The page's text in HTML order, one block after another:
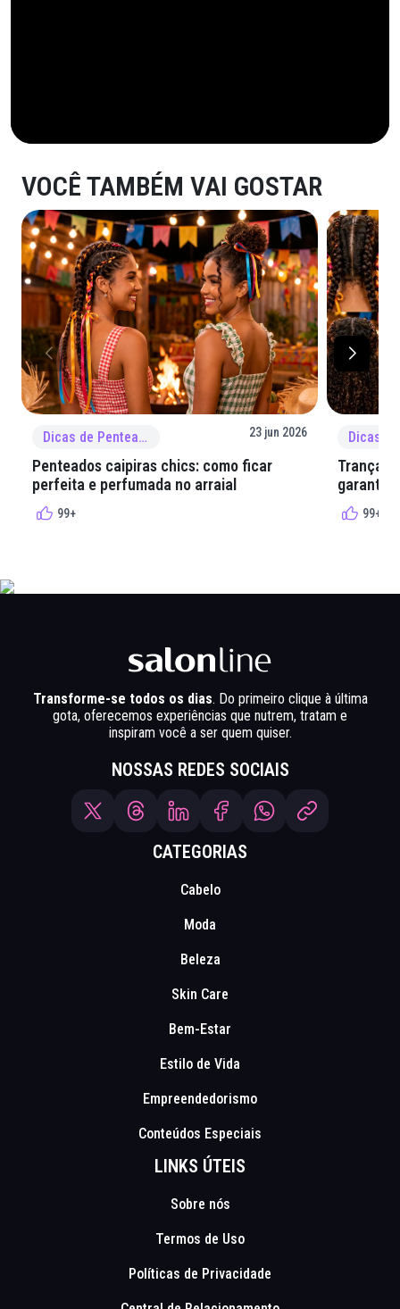
VOCÊ TAMBÉM VAI GOSTAR
Dicas de Penteado 23 jun 2026
Penteados caipiras chics: como ficar
perfeita e perfumada no arraial
99+
Tranças
garantir
99+
Transforme-se todos os dias. Do primeiro clique à última
gota, oferecemos experiências que nutrem, tratam e
inspiram você a ser quem quiser.
NOSSAS REDES SOCIAIS
CATEGORIAS
Cabelo
Moda
Beleza
Skin Care
Bem-Estar
Estilo de Vida
Empreendedorismo
Conteúdos Especiais
LINKS ÚTEIS
Sobre nós
Termos de Uso
Políticas de Privacidade